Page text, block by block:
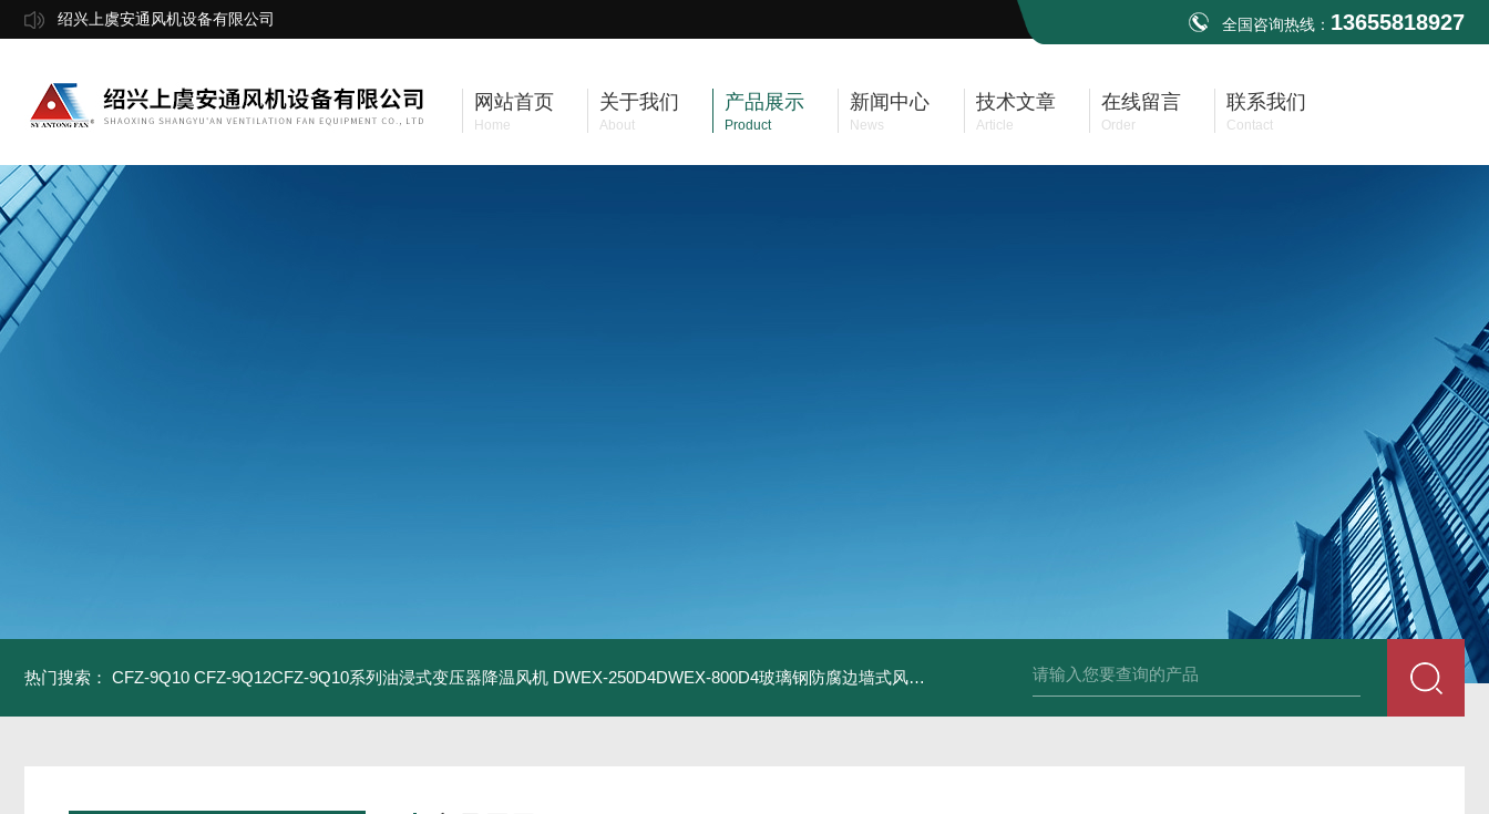
绍兴上虞安通风机设备有限公司 全国咨询热线： 13655818927
网站首页
Home
关于我们
About
产品展示
Product
新闻中心
News
技术文章
Article
在线留言
Order
联系我们
Contact
热门搜索： CFZ-9Q10 CFZ-9Q12CFZ-9Q10系列油浸式变压器降温风机 DWEX-250D4DWEX-800D4玻璃钢防腐边墙式风机 BDWEX-250EXDWEX-500D4边墙风机大风量低噪排风机 CFZ-9Q10 CFZ-